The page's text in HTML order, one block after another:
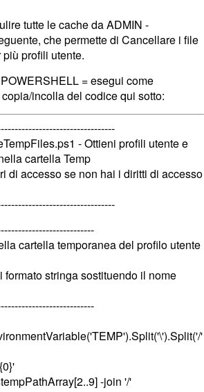
tutte le cache da ADMIN -
chepermette di Cancellare i file
profili utente.
POWERSHELL = esegui come
incolla del codice qui sotto:
- Ottieni profili utente e
cartella Temp
di accesso se non hai i diritti di accesso
cartella temporanea del profilo utente
formato stringa sostituendo il nome
'
-join '/'